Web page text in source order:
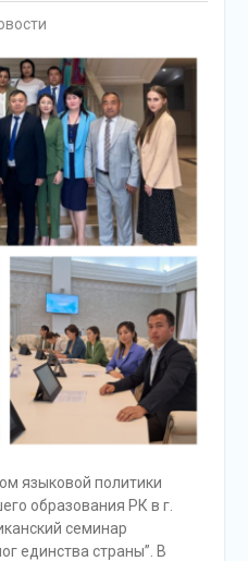
языковой политики
образования РК в г.
семинар
единства страны”. В